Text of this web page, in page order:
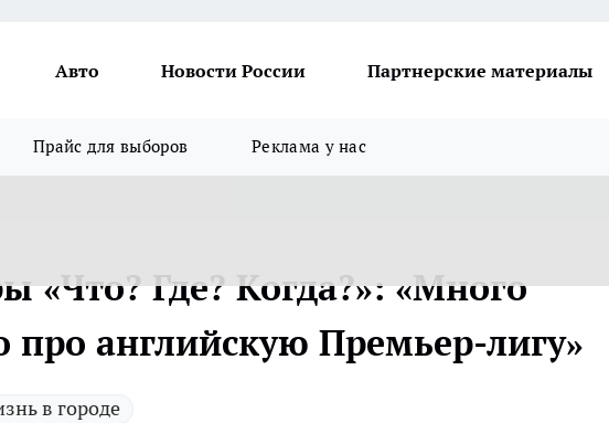
Авто Новости России Партнерские материалы
Прайс для выборов Реклама у нас
«Что? Где? Когда?»: «Много
про английскую Премьер-лигу»
в городе